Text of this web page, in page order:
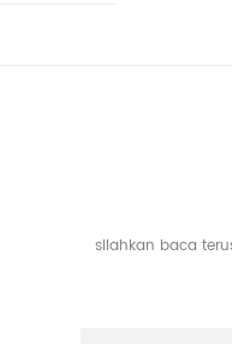
silahkan baca